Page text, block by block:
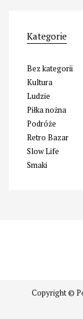
Kategorie
Bez kategorii
Kultura
Ludzie
Piłka nożna
Podróże
Retro Bazar
Slow Life
Smaki
Copyright ©